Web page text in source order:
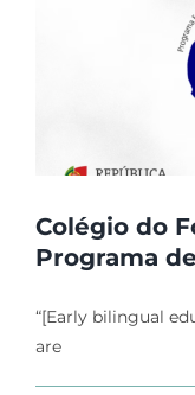
Colégio do
Programa
“[Early bilingual
are